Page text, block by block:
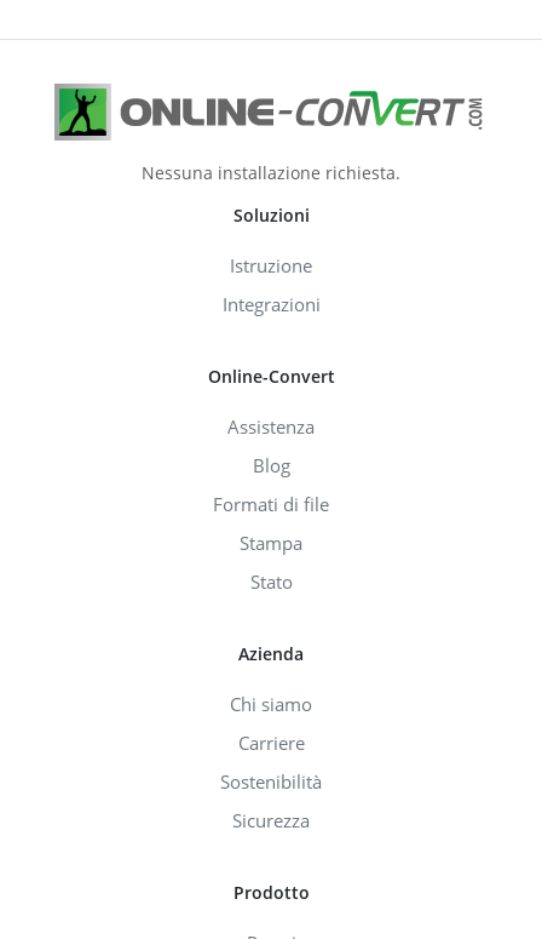
Nessuna installazione richiesta.
Soluzioni
Istruzione
Integrazioni
Online-Convert
Assistenza
Blog
Formati di file
Stampa
Stato
Azienda
Chi siamo
Carriere
Sostenibilità
Sicurezza
Prodotto